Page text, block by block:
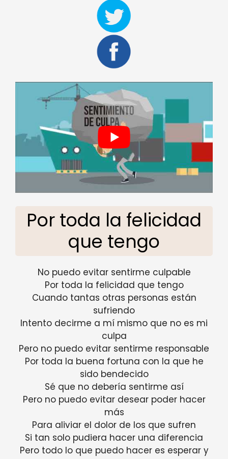
Por toda la felicidad
que tengo
No puedo evitar sentirme culpable
Por toda la felicidad que tengo
Cuando tantas otras personas están
sufriendo
Intento decirme a mí mismo que no es mi
culpa
Pero no puedo evitar sentirme responsable
Por toda la buena fortuna con la que he
sido bendecido
Sé que no debería sentirme así
Pero no puedo evitar desear poder hacer
más
Para aliviar el dolor de los que sufren
Si tan solo pudiera hacer una diferencia
Pero todo lo que puedo hacer es esperar y